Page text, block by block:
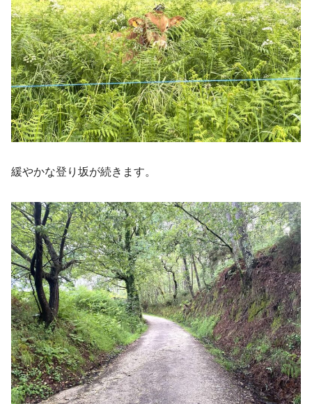
緩やかな登り坂が続きます。